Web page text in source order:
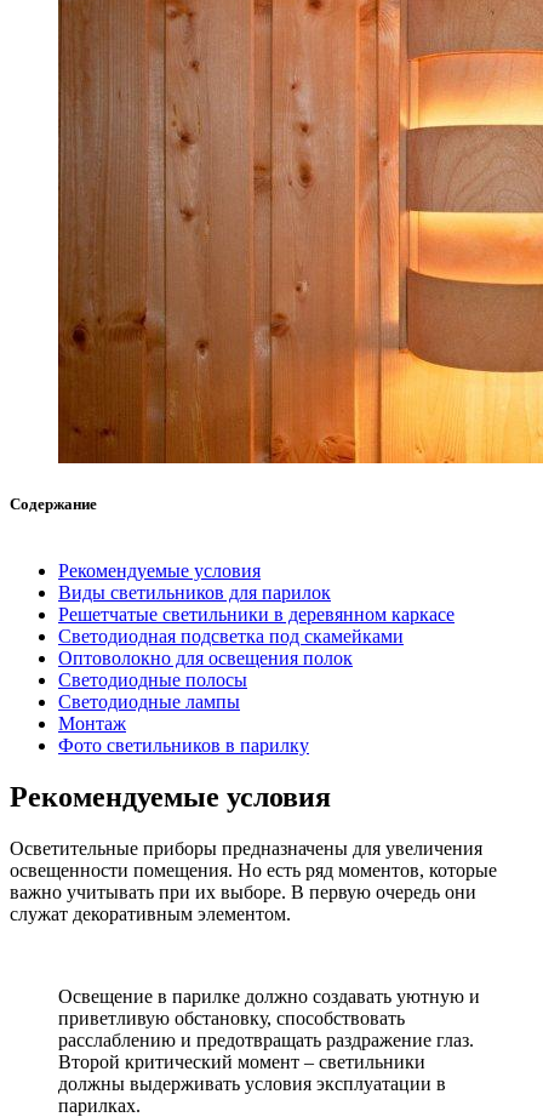
Содержание
Рекомендуемые условия
Виды светильников для парилок
Решетчатые светильники в деревянном каркасе
Светодиодная подсветка под скамейками
Оптоволокно для освещения полок
Светодиодные полосы
Светодиодные лампы
Монтаж
Фото светильников в парилку
Рекомендуемые условия
Осветительные приборы предназначены для увеличения
освещенности помещения. Но есть ряд моментов, которые
важно учитывать при их выборе. В первую очередь они
служат декоративным элементом.
Освещение в парилке должно создавать уютную и
приветливую обстановку, способствовать
расслаблению и предотвращать раздражение глаз.
Второй критический момент – светильники
должны выдерживать условия эксплуатации в
парилках.